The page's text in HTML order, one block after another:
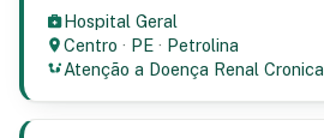
Hospital Geral
Centro · PE · Petrolina
Atenção a Doença Renal Cronica